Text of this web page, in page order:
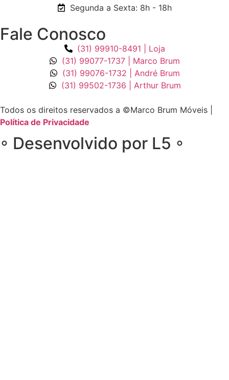
Segunda a Sexta: 8h - 18h
Fale Conosco
(31) 99910-8491 | Loja
(31) 99077-1737 | Marco Brum
(31) 99076-1732 | André Brum
(31) 99502-1736 | Arthur Brum
Todos os direitos reservados a ©Marco Brum Móveis |
Política de Privacidade
◦ Desenvolvido por L5 ◦